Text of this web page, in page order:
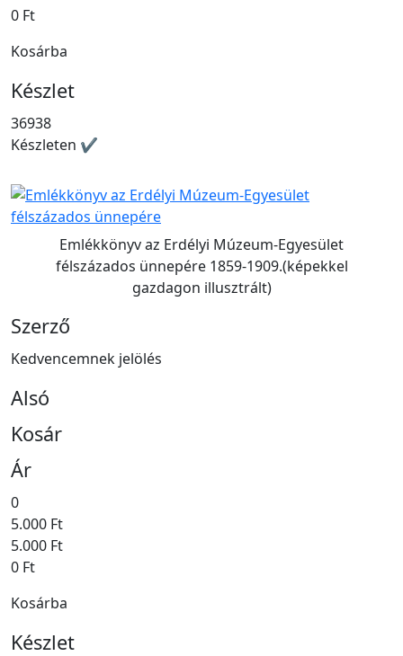
0 Ft
Kosárba
Készlet
36938
Készleten ✔
Emlékkönyv az Erdélyi Múzeum-Egyesület
félszázados ünnepére 1859-1909.(képekkel
gazdagon illusztrált)
Szerző
Kedvencemnek jelölés
Alsó
Kosár
Ár
0
5.000 Ft
5.000 Ft
0 Ft
Kosárba
Készlet